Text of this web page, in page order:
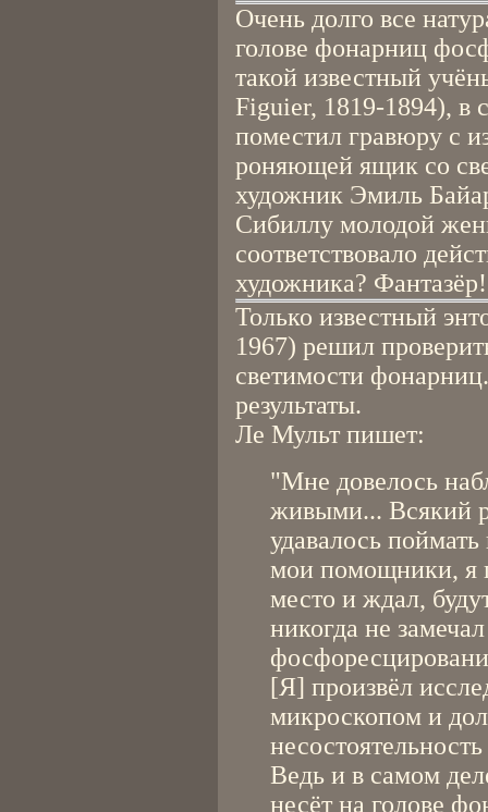
Очень долго все
голове фонарниц
такой известный
Figuier, 1819-1894), в
поместил гравюру с
роняющей ящик со
художник Эмиль
Сибиллу молодой
соответствовало
художника? Фантазёр!
Только известный
1967) решил
светимости
результаты.
Ле Мульт пишет:
"Мне довелось
живыми... Всякий
удавалось
мои помощники, я
место и ждал,
никогда не
[Я] произвёл
микроскопом и
Ведь и в самом
несёт на голове